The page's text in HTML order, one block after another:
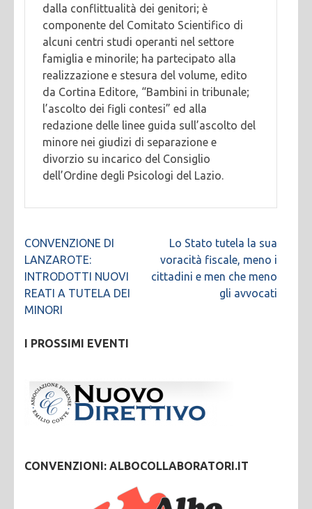
dalla conflittualità dei genitori; è
componente del Comitato Scientifico di
alcuni centri studi operanti nel settore
famiglia e minorile; ha partecipato alla
realizzazione e stesura del volume, edito
da Cortina Editore, “Bambini in tribunale;
l’ascolto dei figli contesi” ed alla
redazione delle linee guida sull’ascolto del
minore nei giudizi di separazione e
divorzio su incarico del Consiglio
dell’Ordine degli Psicologi del Lazio.
Navigazione
articoli
CONVENZIONE DI
LANZAROTE:
INTRODOTTI NUOVI
REATI A TUTELA DEI
MINORI
Lo Stato tutela la sua
voracità fiscale, meno i
cittadini e men che meno
gli avvocati
I PROSSIMI EVENTI
CONVENZIONI: ALBOCOLLABORATORI.IT